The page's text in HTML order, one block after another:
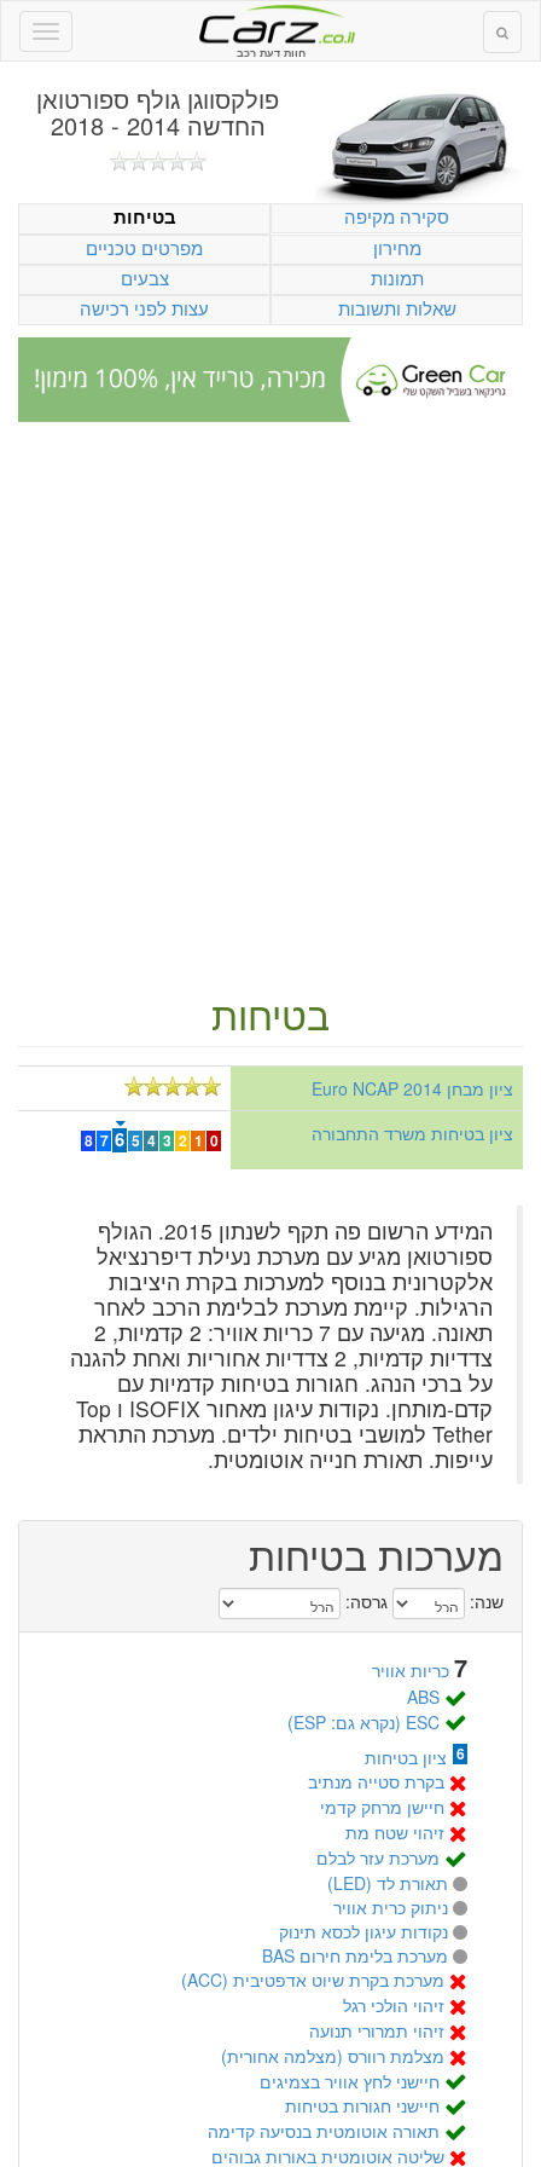
חוות דעת רכב
פולקסווגן גולף ספורטואן
החדשה 2014 - 2018
סקירה מקיפה
בטיחות
מחירון
מפרטים טכניים
תמונות
צבעים
שאלות ותשובות
עצות לפני רכישה
בטיחות
ציון מבחן Euro NCAP 2014
ציון בטיחות משרד התחבורה
0
1
2
3
4
5
6
7
8
המידע הרשום פה תקף לשנתון 2015. הגולף
ספורטואן מגיע עם מערכת נעילת דיפרנציאל
אלקטרונית בנוסף למערכות בקרת היציבות
הרגילות. קיימת מערכת לבלימת הרכב לאחר
תאונה. מגיעה עם 7 כריות אוויר: 2 קדמיות, 2
צדדיות קדמיות, 2 צדדיות אחוריות ואחת להגנה
על ברכי הנהג. חגורות בטיחות קדמיות עם
קדם-מותחן. נקודות עיגון מאחור ISOFIX ו Top
Tether למושבי בטיחות ילדים. מערכת התראת
עייפות. תאורת חנייה אוטומטית.
מערכות בטיחות
שנה: גרסה:
7 כריות אוויר
ABS
ESC (נקרא גם: ESP)
6 ציון בטיחות
בקרת סטייה מנתיב
חיישן מרחק קדמי
זיהוי שטח מת
מערכת עזר לבלם
תאורת לד (LED)
ניתוק כרית אוויר
נקודות עיגון לכסא תינוק
מערכת בלימת חירום BAS
מערכת בקרת שיוט אדפטיבית (ACC)
זיהוי הולכי רגל
זיהוי תמרורי תנועה
מצלמת רוורס (מצלמה אחורית)
חיישני לחץ אוויר בצמיגים
חיישני חגורות בטיחות
תאורה אוטומטית בנסיעה קדימה
שליטה אוטומטית באורות גבוהים